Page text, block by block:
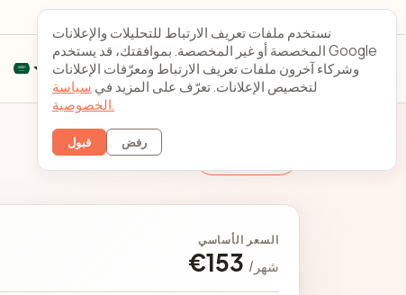
إنشاء حساب دخول العملاء
السعر الأساسي
€153 /شهر
نستخدم ملفات تعريف الارتباط للتحليلات والإعلانات
المخصصة أو غير المخصصة. بموافقتك، قد يستخدم Google
وشركاء آخرون ملفات تعريف الارتباط ومعرّفات الإعلانات
لتخصيص الإعلانات. تعرّف على المزيد في سياسة
الخصوصية.
قبول رفض